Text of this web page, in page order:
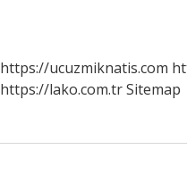
https://ucuzmiknatis.com
https://lako.com.trSitemap